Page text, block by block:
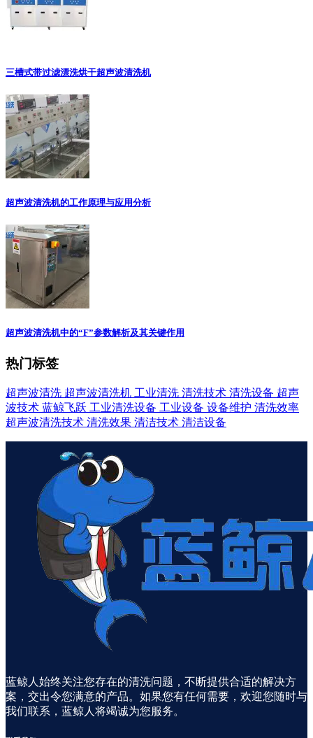
三槽式带过滤漂洗烘干超声波清洗机
超声波清洗机的工作原理与应用分析
超声波清洗机中的“F”参数解析及其关键作用
热门标签
超声波清洗 超声波清洗机 工业清洗 清洗技术 清洗设备 超声
波技术 蓝鲸飞跃 工业清洗设备 工业设备 设备维护 清洗效率
超声波清洗技术 清洗效果 清洁技术 清洁设备
蓝鲸人始终关注您存在的清洗问题，不断提供合适的解决方
案，交出令您满意的产品。如果您有任何需要，欢迎您随时与
我们联系，蓝鲸人将竭诚为您服务。